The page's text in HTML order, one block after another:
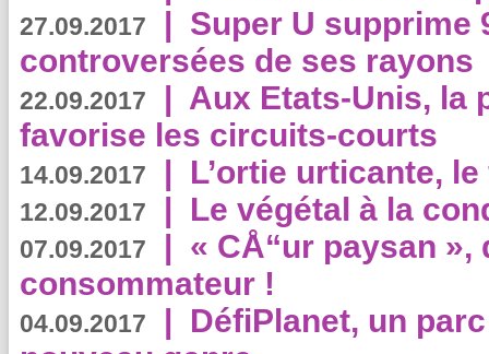
27.09.2017 | Super U supprime
controversées de ses rayons
22.09.2017 | Aux Etats-Unis, la
favorise les circuits-courts
14.09.2017 | L’ortie urticante,
12.09.2017 | Le végétal à la
07.09.2017 | « CÅ“ur paysan
consommateur !
04.09.2017 | DéfiPlanet, un